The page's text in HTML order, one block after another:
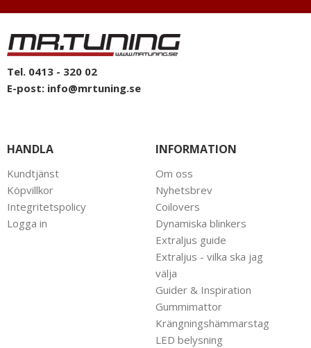
Tel. 0413 - 320 02
E-post: info@mrtuning.se
HANDLA
Kundtjänst
Köpvillkor
Integritetspolicy
Logga in
INFORMATION
Om oss
Nyhetsbrev
Coilovers
Dynamiska blinkers
Extraljus guide
Extraljus - vilka ska jag
välja
Guider & Inspiration
Gummimattor
Krängningshämmarstag
LED belysning